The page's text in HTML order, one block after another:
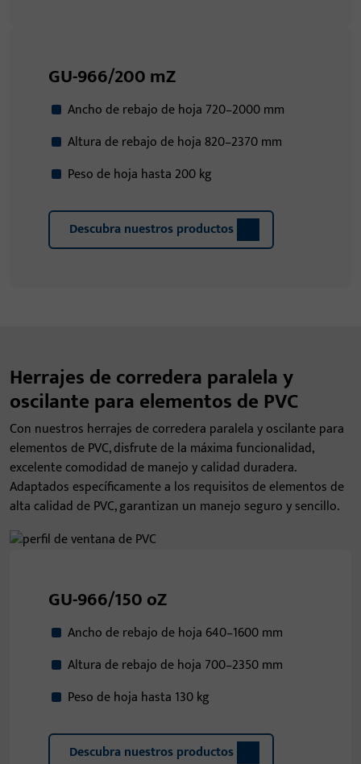
GU-966/200 mZ
Ancho de rebajo de hoja 720–2000 mm
Altura de rebajo de hoja 820–2370 mm
Peso de hoja hasta 200 kg
Descubra nuestros productos
Herrajes de corredera paralela y
oscilante para elementos de PVC
Con nuestros herrajes de corredera paralela y oscilante para
elementos de PVC, disfrute de la máxima funcionalidad,
excelente comodidad de manejo y calidad duradera.
Adaptados específicamente a los requisitos de elementos de
alta calidad de PVC, garantizan un manejo seguro y sencillo.
GU-966/150 oZ
Ancho de rebajo de hoja 640–1600 mm
Altura de rebajo de hoja 700–2350 mm
Peso de hoja hasta 130 kg
Descubra nuestros productos